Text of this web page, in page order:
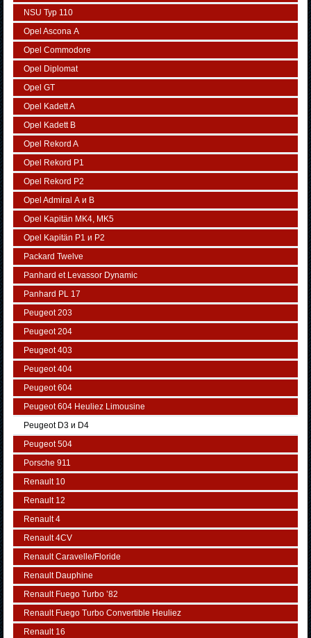
NSU Typ 110
Opel Ascona А
Opel Commodore
Opel Diplomat
Opel GT
Opel Kadett A
Opel Kadett B
Opel Rekord A
Opel Rekord P1
Opel Rekord P2
Opel Admiral А и В
Opel Kapitän MK4, MK5
Opel Kapitän P1 и P2
Packard Twelve
Panhard et Levassor Dynamic
Panhard PL 17
Peugeot 203
Peugeot 204
Peugeot 403
Peugeot 404
Peugeot 604
Peugeot 604 Heuliez Limousine
Peugeot D3 и D4
Peugeot 504
Porsche 911
Renault 10
Renault 12
Renault 4
Renault 4CV
Renault Caravelle/Floride
Renault Dauphine
Renault Fuego Turbo ’82
Renault Fuego Turbo Convertible Heuliez
Renault 16